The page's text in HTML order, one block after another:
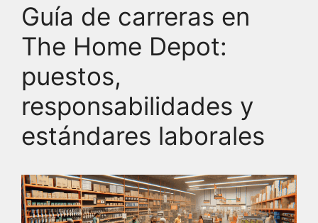
Guía de carreras en
The Home Depot:
puestos,
responsabilidades y
estándares laborales